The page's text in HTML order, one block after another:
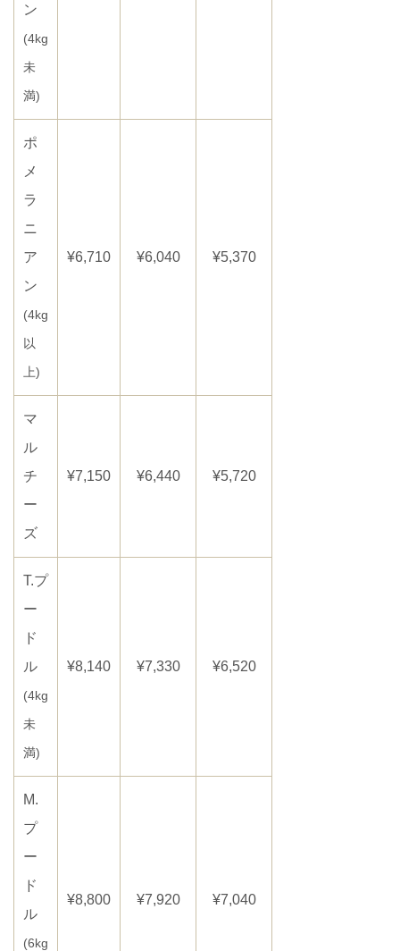
ン
(4kg
未
満)
ポ
メ
ラ
ニ
ア
ン
(4kg
以
上)
¥6,710 ¥6,040 ¥5,370
マ
ル
チ
ー
ズ
¥7,150 ¥6,440 ¥5,720
T.プ
ー
ド
ル
(4kg
未
満)
¥8,140 ¥7,330 ¥6,520
M.
プ
ー
ド
ル
(6kg
¥8,800 ¥7,920 ¥7,040